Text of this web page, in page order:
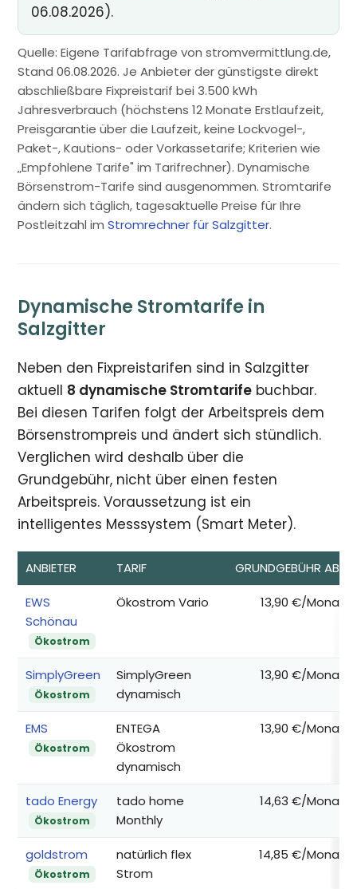
06.08.2026).
Quelle: Eigene Tarifabfrage von stromvermittlung.de,
Stand 06.08.2026. Je Anbieter der günstigste direkt
abschließbare Fixpreistarif bei 3.500 kWh
Jahresverbrauch (höchstens 12 Monate Erstlaufzeit,
Preisgarantie über die Laufzeit, keine Lockvogel-,
Paket-, Kautions- oder Vorkassetarife; Kriterien wie
„Empfohlene Tarife" im Tarifrechner). Dynamische
Börsenstrom-Tarife sind ausgenommen. Stromtarife
ändern sich täglich, tagesaktuelle Preise für Ihre
Postleitzahl imStromrechner für Salzgitter.
Dynamische Stromtarife in
Salzgitter
Neben den Fixpreistarifen sind in Salzgitter
aktuell 8 dynamische Stromtarife buchbar.
Bei diesen Tarifen folgt der Arbeitspreis dem
Börsenstrompreis und ändert sich stündlich.
Verglichen wird deshalb über die
Grundgebühr, nicht über einen festen
Arbeitspreis. Voraussetzung ist ein
intelligentes Messsystem (Smart Meter).
ANBIETER TARIF GRUNDGEBÜHR AB*
EWS
Schönau
Ökostrom
Ökostrom Vario 13,90 €/Monat
SimplyGreen
Ökostrom
SimplyGreen
dynamisch
13,90 €/Monat
EMS
Ökostrom
ENTEGA
Ökostrom
dynamisch
13,90 €/Monat
tado Energy
Ökostrom
tado home
Monthly
14,63 €/Monat
goldstrom
Ökostrom
natürlich flex
Strom
14,85 €/Monat